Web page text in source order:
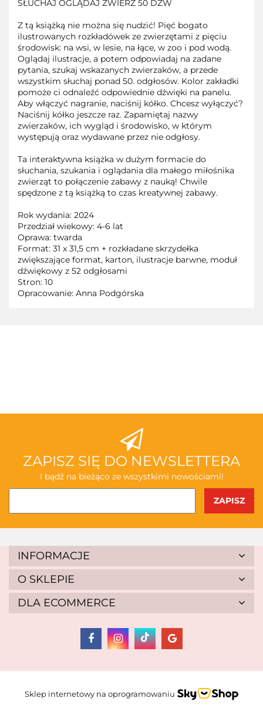
SŁUCHAJ OGLĄDAJ ZWIERZ 50 DŹW
Z tą książką nie można się nudzić! Pięć bogato
ilustrowanych rozkładówek ze zwierzętami z pięciu
środowisk: na wsi, w lesie, na łące, w zoo i pod wodą.
Oglądaj ilustracje, a potem odpowiadaj na zadane
pytania, szukaj wskazanych zwierzaków, a przede
wszystkim słuchaj ponad 50. odgłosów. Kolor zakładki
pomoże ci odnaleźć odpowiednie dźwięki na panelu.
Aby włączyć nagranie, naciśnij kółko. Chcesz wyłączyć?
Naciśnij kółko jeszcze raz. Zapamiętaj nazwy
zwierzaków, ich wygląd i środowisko, w którym
występują oraz wydawane przez nie odgłosy.
Ta interaktywna książka w dużym formacie do
słuchania, szukania i oglądania dla małego miłośnika
zwierząt to połączenie zabawy z nauką! Chwile
spędzone z tą książką to czas kreatywnej zabawy.
Rok wydania: 2024
Przedział wiekowy: 4-6 lat
Oprawa: twarda
Format: 31 x 31,5 cm + rozkładane skrzydełka
zwiększające format, karton, ilustracje barwne, moduł
dźwiękowy z 52 odgłosami
Stron: 10
Opracowanie: Anna Podgórska
ABAKUS
AKSJOMAT
ALBIS
ZAPISZ SIĘ DO NEWSLETTERA
I bądź na bieżąco ze wszystkimi nowościami!
INFORMACJE
O SKLEPIE
DLA ECOMMERCE
Sklep internetowy na oprogramowaniu